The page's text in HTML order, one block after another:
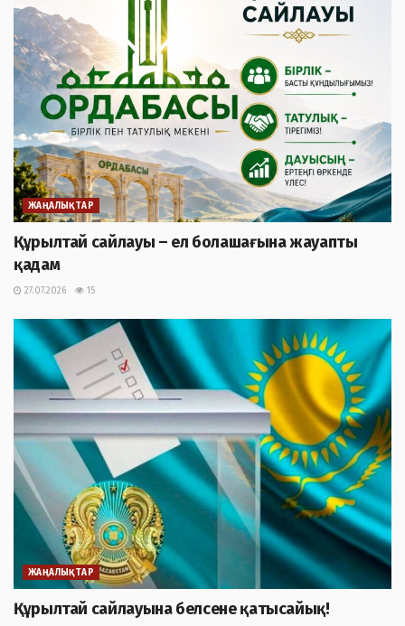
ЖАҢАЛЫҚТАР
Құрылтай сайлауы – ел болашағына жауапты
қадам
27.07.2026 15
ЖАҢАЛЫҚТАР
Құрылтай сайлауына белсене қатысайық!